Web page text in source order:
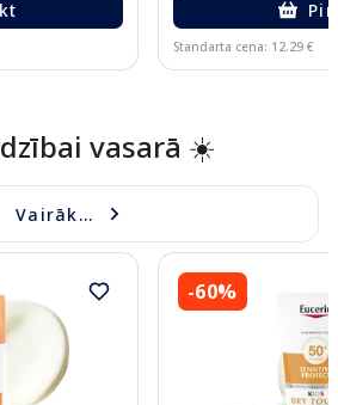
Standarta cena: 12.29 €
vasarā ☀️
Vairāk...
-60%